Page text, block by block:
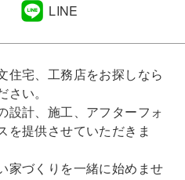
LINE
住宅、工務店をお探しなら
い。
設計、施工、アフターフォ
を提供させていただきま
家づくりを一緒に始めませ